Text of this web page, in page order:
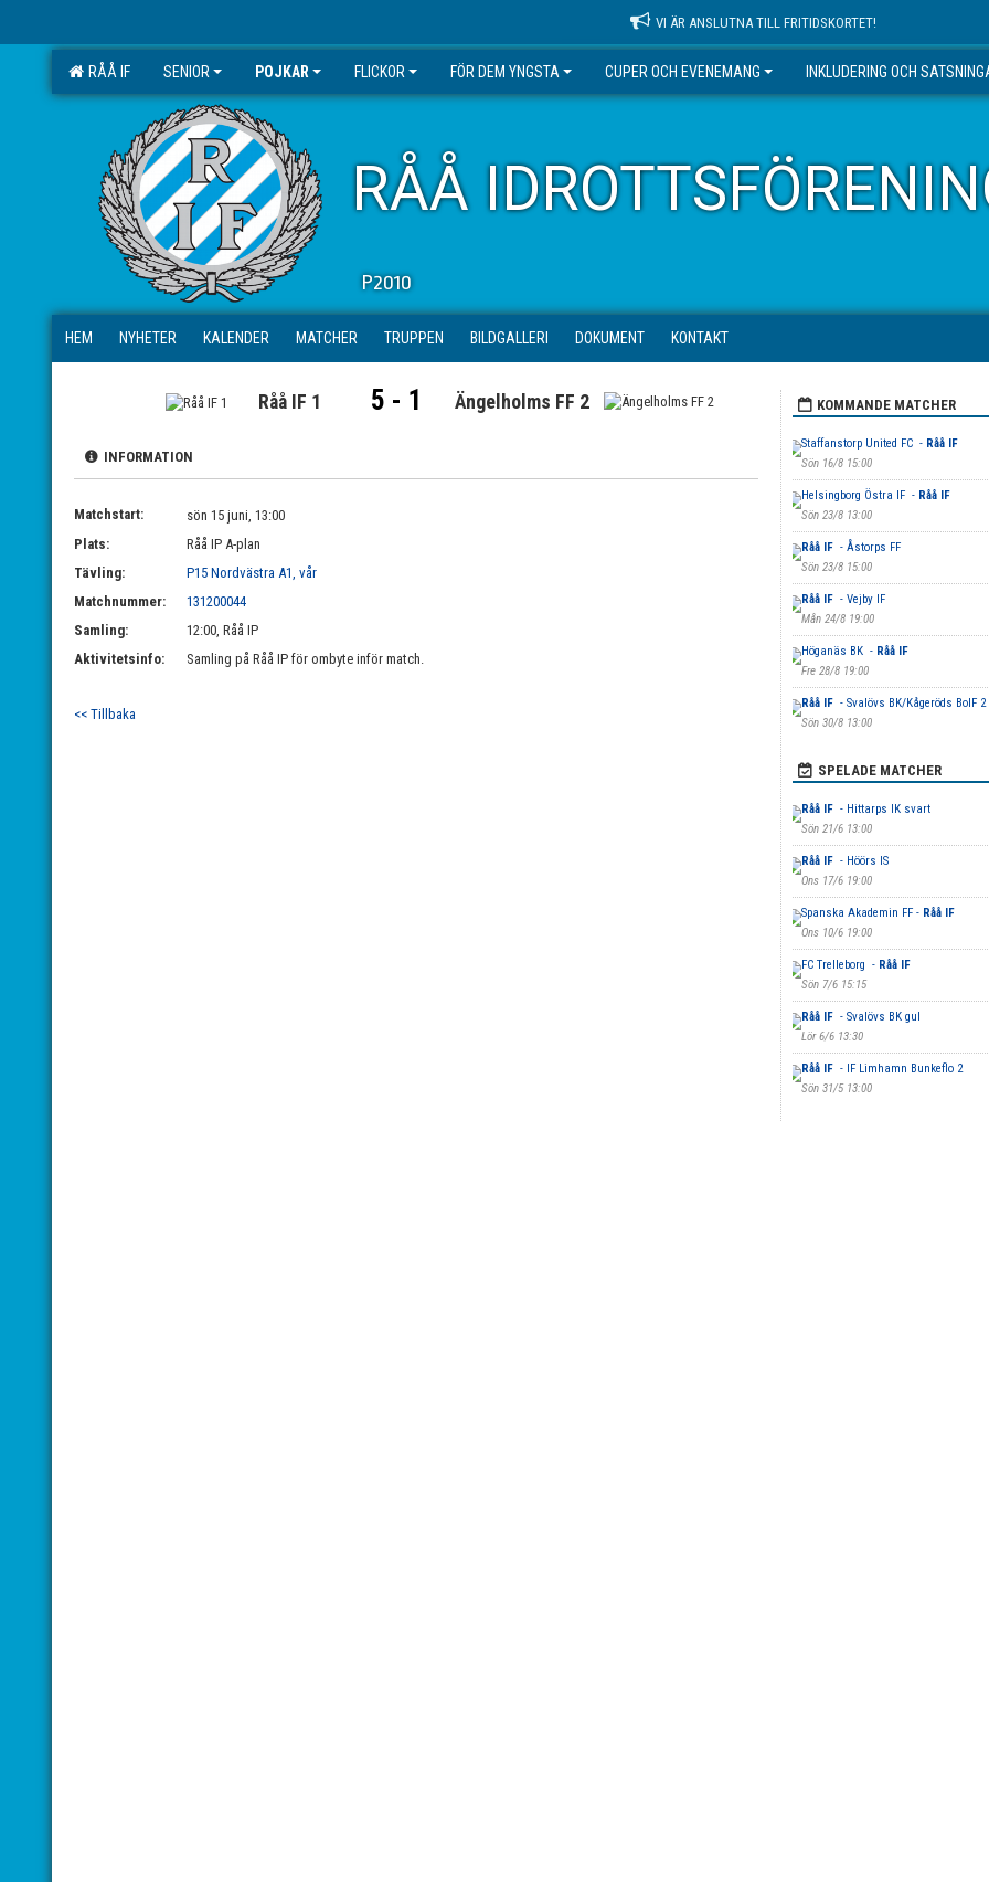
VI ÄR ANSLUTNA TILL FRITIDSKORTET!
RÅÅ IF SENIOR POJKAR FLICKOR FÖR DEM YNGSTA CUPER OCH EVENEMANG INKLUDERING OCH
RÅÅ
P2010
HEM NYHETER KALENDER MATCHER TRUPPEN BILDGALLERI DOKUMENT KONTAKT
Råå IF 1 5 - 1 Ängelholms FF 2
INFORMATION
Matchstart:
sön 15 juni, 13:00
Plats:
Råå IP A-plan
Tävling:
P15 Nordvästra A1, vår
Matchnummer:
131200044
Samling:
12:00, Råå IP
Aktivitetsinfo:
Samling på Råå IP för ombyte inför match.
<< Tillbaka
KOMMANDE MATCHER
Staffanstorp United FC - Råå IF
Sön 16/8 15:00
Helsingborg Östra IF - Råå IF
Sön 23/8 13:00
Råå IF - Åstorps FF
Sön 23/8 15:00
Råå IF - Vejby IF
Mån 24/8 19:00
Höganäs BK - Råå IF
Fre 28/8 19:00
Råå IF - Svalövs BK/Kågeröds BoIF 2
Sön 30/8 13:00
SPELADE MATCHER
Råå IF - Hittarps IK svart
Sön 21/6 13:00
Råå IF - Höörs IS
Ons 17/6 19:00
Spanska Akademin FF - Råå IF
Ons 10/6 19:00
FC Trelleborg - Råå IF
Sön 7/6 15:15
Råå IF - Svalövs BK gul
Lör 6/6 13:30
Råå IF - IF Limhamn Bunkeflo 2
Sön 31/5 13:00